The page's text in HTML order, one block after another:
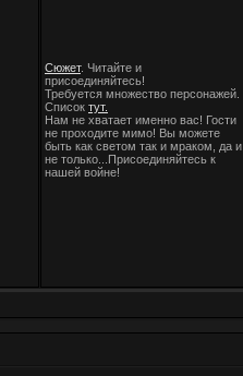
Сюжет. Читайте и
присоединяйтесь!
Требуется множество персонажей.
Список тут.
Нам не хватает именно вас! Гости
не проходите мимо! Вы можете
быть как светом так и мраком, да и
не только...Присоединяйтесь к
нашей войне!